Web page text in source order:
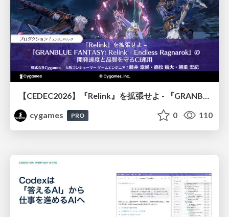
【CEDEC2026】『Relink』を拡張せよ - 『GRANBLUE FANTASY: Relink - Endless Ragnarok』の開発速度と品質を守るCI運用
cygames
PRO 0 110